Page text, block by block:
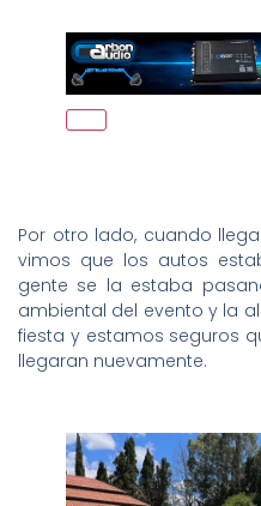
Por otro lado, cuando
vimos que los autos
gente se la estaba
ambiental del evento y la
fiesta y estamos seguros
llegaran nuevamente.